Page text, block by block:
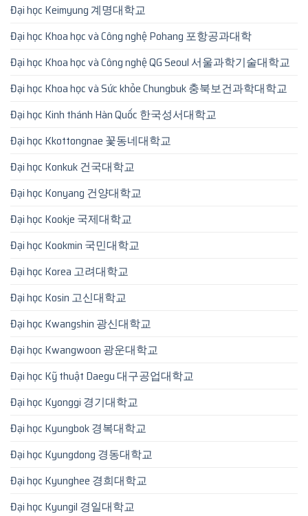
Đại học Keimyung 계명대학교
Đại học Khoa học và Công nghệ Pohang 포항공과대학
Đại học Khoa học và Công nghệ QG Seoul 서울과학기술대학교
Đại học Khoa học và Sức khỏe Chungbuk 충북보건과학대학교
Đại học Kinh thánh Hàn Quốc 한국성서대학교
Đại học Kkottongnae 꽃동네대학교
Đại học Konkuk 건국대학교
Đại học Konyang 건양대학교
Đại học Kookje 국제대학교
Đại học Kookmin 국민대학교
Đại học Korea 고려대학교
Đại học Kosin 고신대학교
Đại học Kwangshin 광신대학교
Đại học Kwangwoon 광운대학교
Đại học Kỹ thuật Daegu 대구공업대학교
Đại học Kyonggi 경기대학교
Đại học Kyungbok 경복대학교
Đại học Kyungdong 경동대학교
Đại học Kyunghee 경희대학교
Đại học Kyungil 경일대학교